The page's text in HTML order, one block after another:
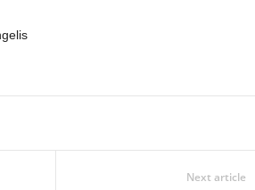
Next article